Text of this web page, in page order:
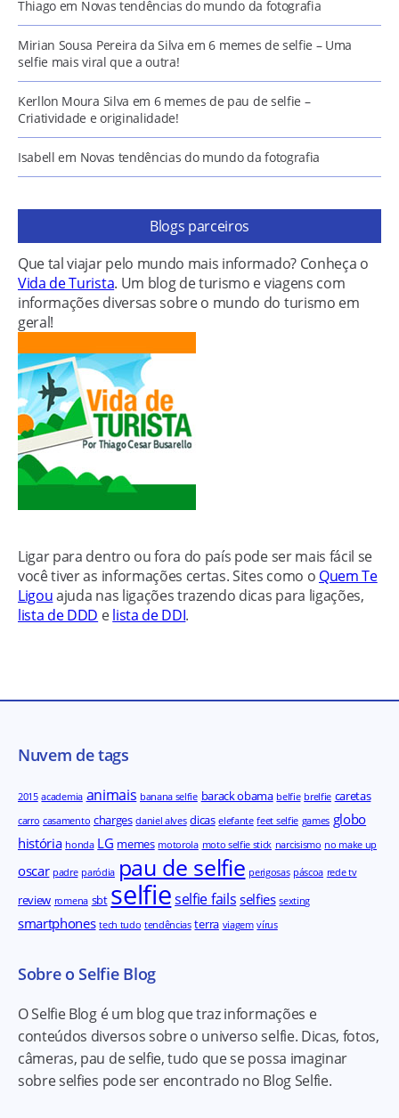
Thiago em Novas tendências do mundo da fotografia
Mirian Sousa Pereira da Silva em6 memes de selfie – Uma
selfie mais viral que a outra!
Kerllon Moura Silva em 6 memes de pau de selfie –
Criatividade e originalidade!
Isabell em Novas tendências do mundo da fotografia
Blogs parceiros
Que tal viajar pelo mundo mais informado? Conheça o
Vida de Turista. Um blog de turismo e viagens com
informações diversas sobre o mundo do turismo em
geral!
Ligar para dentro ou fora do país pode ser mais fácil se
você tiver as informações certas. Sites como o Quem Te
Ligouajuda nas ligações trazendo dicas para ligações,
lista de DDD elista de DDI.
Nuvem de tags
2015 academia animais banana selfie barack obama belfie brelfie caretas
carro casamento charges daniel alves dicas elefante feet selfie games globo
história honda LG memes motorola moto selfie stick narcisismo no make up
oscar padre paródia pau de selfie perigosas páscoa rede tv
review romena sbt selfieselfie fails selfies sexting
smartphones tech tudo tendências terra viagem vírus
Sobre o Selfie Blog
O Selfie Blog é um blog que traz informações e
conteúdos diversos sobre o universo selfie. Dicas, fotos,
câmeras, pau de selfie, tudo que se possa imaginar
sobre selfies pode ser encontrado no Blog Selfie.